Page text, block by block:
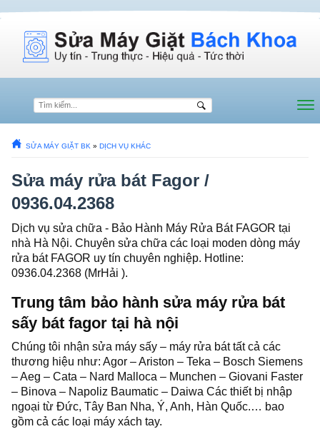
SỬA MÁY GIẶT BK » DỊCH VỤ KHÁC
Sửa máy rửa bát Fagor /
0936.04.2368
Dịch vụ sửa chữa - Bảo Hành Máy Rửa Bát FAGOR tại
nhà Hà Nội. Chuyên sửa chữa các loại moden dòng máy
rửa bát FAGOR uy tín chuyên nghiệp. Hotline:
0936.04.2368 (MrHải ).
Trung tâm bảo hành sửa máy rửa bát
sấy bát fagor tại hà nội
Chúng tôi nhận sửa máy sấy – máy rửa bát tất cả các
thương hiệu như: Agor – Ariston – Teka – Bosch Siemens
– Aeg – Cata – Nard Malloca – Munchen – Giovani Faster
– Binova – Napoliz Baumatic – Daiwa Các thiết bị nhập
ngoại từ Đức, Tây Ban Nha, Ý, Anh, Hàn Quốc.… bao
gồm cả các loại máy xách tay.